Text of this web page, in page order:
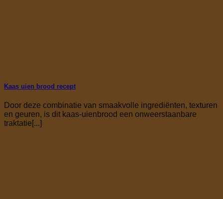
Kaas uien brood recept
Door deze combinatie van smaakvolle ingrediënten, texturen
en geuren, is dit kaas-uienbrood een onweerstaanbare
traktatie[...]